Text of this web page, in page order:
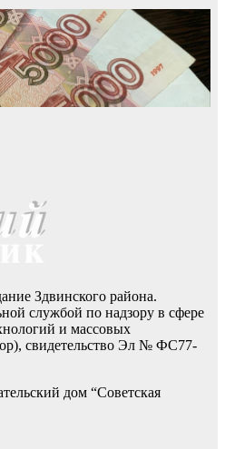
Здвинского района.
службой по надзору в сфере
и массовых
свидетельство Эл № ФС77-
дом “Советская